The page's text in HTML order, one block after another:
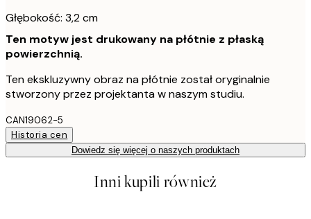
Głębokość: 3,2 cm
Ten motyw jest drukowany na płótnie z płaską
powierzchnią.
Ten ekskluzywny obraz na płótnie został oryginalnie
stworzony przez projektanta w naszym studiu.
CAN19062-5
Historia cen
Dowiedz się więcej o naszych produktach
Inni kupili również